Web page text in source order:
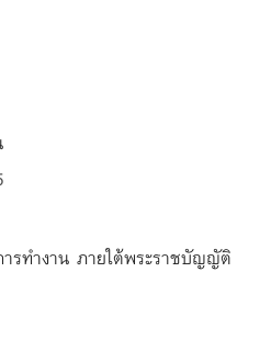
รทำงาน ภายใต้พระราชบัญญัติ